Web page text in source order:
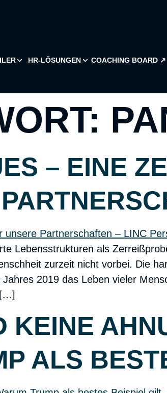
HR-LÖSUNGEN COACHING BOARD ↗︎
– EINE
Lebensstrukturen als
zurzeit nicht vorbei. Die
2019 das Leben vieler
[…]
KEINE
ALS